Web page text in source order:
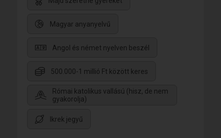
Magyar anyanyelvű
Angol és német nyelven beszél
500.000-1 millió Ft között keres
Római katolikus vallású (hisz, de nem
gyakorolja)
Ikrek jegyű